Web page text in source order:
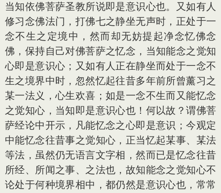
当知依佛菩萨圣教所说即是意识心也。又如有人
修习念佛法门，打佛七之静坐无声时，正处于一
念不生之定境中，然而却无妨提起净念忆佛念
佛，保持自己对佛菩萨之忆念，当知能念之觉知
心即是意识心；又如有人正在静坐而处于一念不
生之境界中时，忽然忆起往昔多年前所曾薰习之
某一法义，心生欢喜；如是一念不生而又能忆念
之觉知心，当知即是意识心也！何以故？谓佛菩
萨经论中开示，凡能忆念之心即是意识；今观定
中能忆念往昔事之觉知心，正当忆起某事、某法
等法，虽然仍无语言文字相，然而已是忆念往昔
所经、所闻之事、之法也，故知能念之觉知心不
论处于何种境界相中，都仍然是意识心也，常常